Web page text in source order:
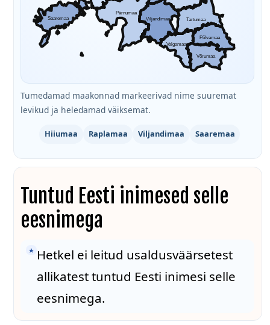
Saaremaa
Pärnumaa
Viljandimaa
Tartumaa
Põlvamaa
Võrumaa
Valgamaa
Tumedamad maakonnad markeerivad nime suuremat
levikud ja heledamad väiksemat.
Hiiumaa Raplamaa Viljandimaa Saaremaa
Tuntud Eesti inimesed selle
eesnimega
★ Hetkel ei leitud usaldusväärsetest
allikatest tuntud Eesti inimesi selle
eesnimega.